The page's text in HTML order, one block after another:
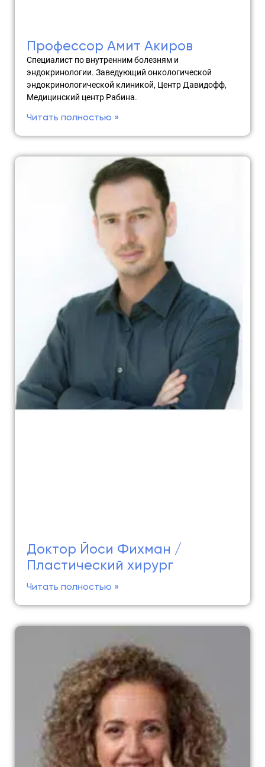
Профессор Амит Акиров
Специалист по внутренним болезням и
эндокринологии. Заведующий онкологической
эндокринологической клиникой, Центр Давидофф,
Медицинский центр Рабина.
Читать полностью »
Доктор Йоси Фихман /
Пластический хирург
Читать полностью »